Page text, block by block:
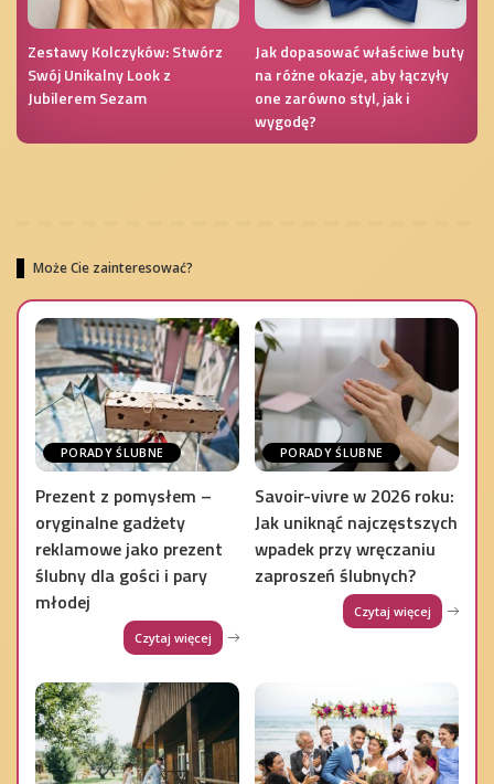
Zestawy Kolczyków: Stwórz
Swój Unikalny Look z
Jubilerem Sezam
Jak dopasować właściwe buty
na różne okazje, aby łączyły
one zarówno styl, jak i
wygodę?
Może Cie zainteresować?
PORADY ŚLUBNE
Prezent z pomysłem –
oryginalne gadżety
reklamowe jako prezent
ślubny dla gości i pary
młodej
Czytaj więcej
PORADY ŚLUBNE
Savoir-vivre w 2026 roku:
Jak uniknąć najczęstszych
wpadek przy wręczaniu
zaproszeń ślubnych?
Czytaj więcej